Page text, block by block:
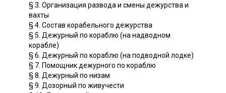
§ 3. Организация развода и смены дежурства и
вахты
§ 4. Состав корабельного дежурства
§ 5. Дежурный по кораблю (на надводном
корабле)
§ 6. Дежурный по кораблю (на подводной лодке)
§ 7. Помощник дежурного по кораблю
§ 8. Дежурный по низам
§ 9. Дозорный по живучести